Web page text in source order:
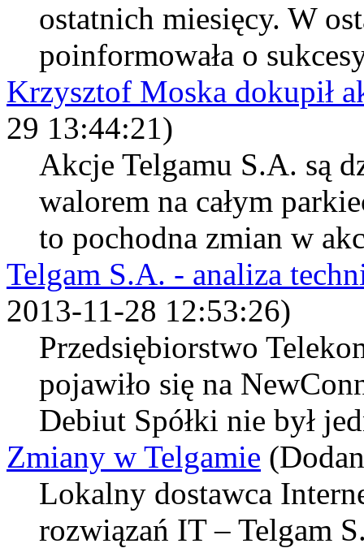
ostatnich miesięcy. W
poinformowała o
Krzysztof Moska dokupił
29 13:44:21)
Akcje Telgamu S.A. są
walorem na całym
to pochodna zmian w
Telgam S.A. - analiza
2013-11-28 12:53:26)
Przedsiębiorstwo
pojawiło się na
Debiut Spółki nie był
Zmiany w Telgamie
Lokalny dostawca
rozwiązań IT – Telgam